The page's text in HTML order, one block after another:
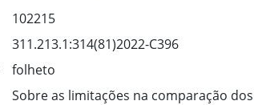
102215
311.213.1:314(81)2022-C396
folheto
Sobre as limitações na comparação